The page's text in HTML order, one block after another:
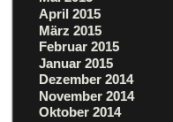
April 2015
März 2015
Februar 2015
Januar 2015
Dezember 2014
November 2014
Oktober 2014